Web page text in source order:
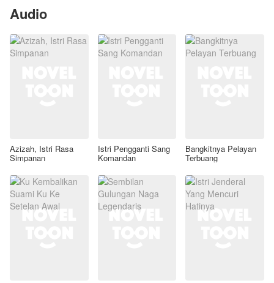
Audio
Azizah, Istri Rasa
Simpanan
Istri Pengganti Sang
Komandan
Bangkitnya Pelayan
Terbuang